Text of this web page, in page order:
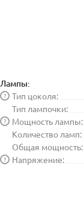
Лампы:
Тип цоколя:
?
Тип лампочки:
Мощность лампы:
?
Количество ламп:
Общая мощность:
Напряжение:
?